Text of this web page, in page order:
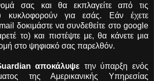
σας και θα εκπλαγείτε από τις
κυκλοφορούν για εσάς. Εάν έχετε
δοκιμάστε να συνδεθείτε στο google
το) και πιστέψτε με, θα κάνετε μια
στο ψηφιακό σας παρελθόν.
αποκάλυψε την ύπαρξη ενός
της Αμερικανικής Υπηρεσίας